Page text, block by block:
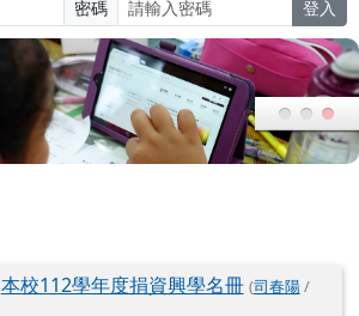
密碼 登入
本校112學年度捐資興學名冊 (司春陽/